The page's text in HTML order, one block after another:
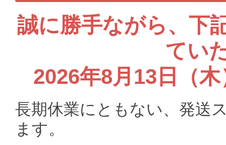
誠に勝手ながら、下
てい
2026年8月13日（
長期休業にともない、発送
ます。